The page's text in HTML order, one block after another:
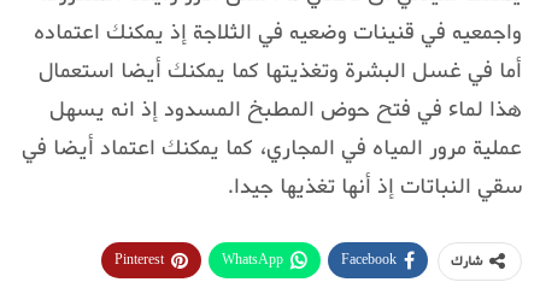
واجمعيه في قنينات وضعيه في الثلاجة إذ يمكنك اعتماده
أما في غسل البشرة وتغذيتها كما يمكنك أيضا استعمال
هذا لماء في فتح حوض المطبخ المسدود إذ انه يسهل
عملية مرور المياه في المجاري، كما يمكنك اعتماد أيضا في
سقي النباتات إذ أنها تغذيها جيدا.
شارك Facebook
WhatsApp
Pinterest